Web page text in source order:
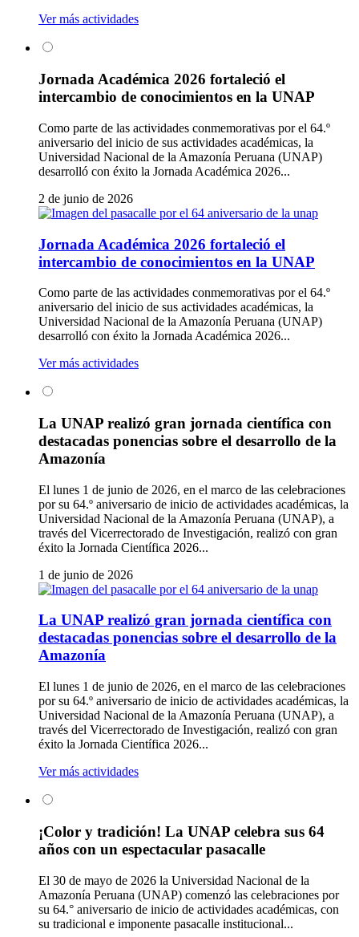
Ver más actividades
Jornada Académica 2026 fortaleció el
intercambio de conocimientos en la UNAP
Como parte de las actividades conmemorativas por el 64.º
aniversario del inicio de sus actividades académicas, la
Universidad Nacional de la Amazonía Peruana (UNAP)
desarrolló con éxito la Jornada Académica 2026...
2 de junio de 2026
Jornada Académica 2026 fortaleció el
intercambio de conocimientos en la UNAP
Como parte de las actividades conmemorativas por el 64.º
aniversario del inicio de sus actividades académicas, la
Universidad Nacional de la Amazonía Peruana (UNAP)
desarrolló con éxito la Jornada Académica 2026...
Ver más actividades
La UNAP realizó gran jornada científica con
destacadas ponencias sobre el desarrollo de la
Amazonía
El lunes 1 de junio de 2026, en el marco de las celebraciones
por su 64.º aniversario de inicio de actividades académicas, la
Universidad Nacional de la Amazonía Peruana (UNAP), a
través del Vicerrectorado de Investigación, realizó con gran
éxito la Jornada Científica 2026...
1 de junio de 2026
La UNAP realizó gran jornada científica con
destacadas ponencias sobre el desarrollo de la
Amazonía
El lunes 1 de junio de 2026, en el marco de las celebraciones
por su 64.º aniversario de inicio de actividades académicas, la
Universidad Nacional de la Amazonía Peruana (UNAP), a
través del Vicerrectorado de Investigación, realizó con gran
éxito la Jornada Científica 2026...
Ver más actividades
¡Color y tradición! La UNAP celebra sus 64
años con un espectacular pasacalle
El 30 de mayo de 2026 la Universidad Nacional de la
Amazonía Peruana (UNAP) comenzó las celebraciones por
su 64.° aniversario de inicio de actividades académicas, con
su tradicional e imponente pasacalle institucional...